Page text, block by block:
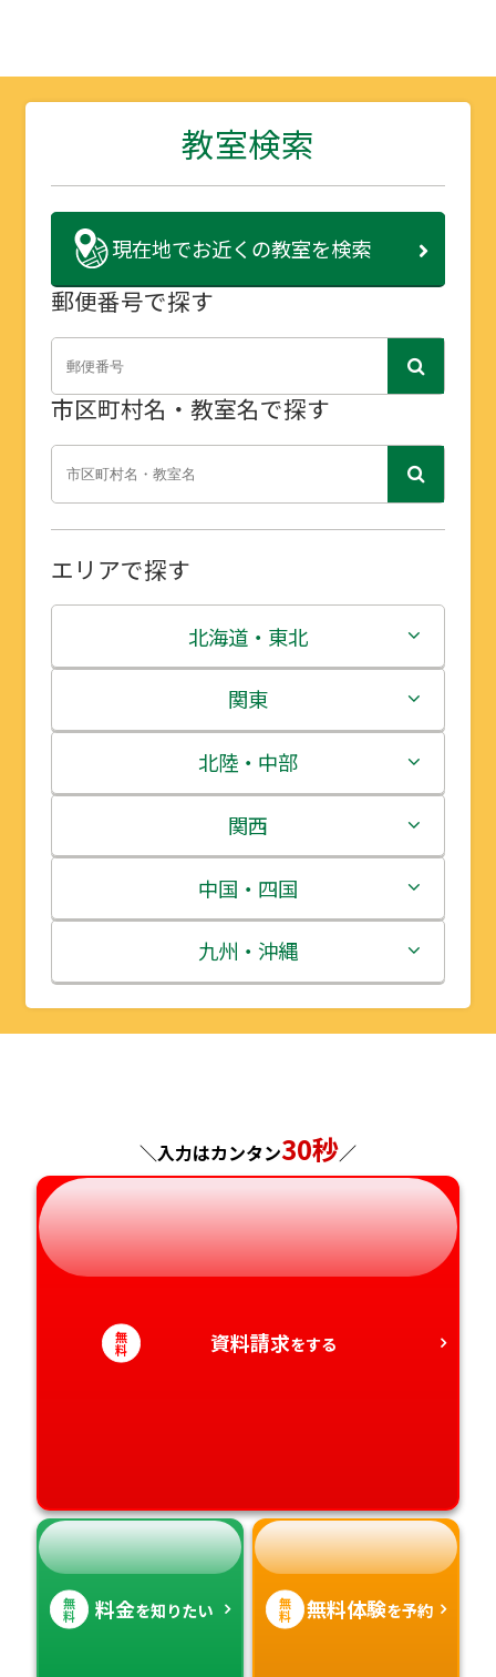
教室検索
現在地でお近くの教室を検索
郵便番号で探す
市区町村名・教室名で探す
エリアで探す
北海道・東北
北海道
青森県
岩手県
宮城県
秋田県
山形県
関東
茨城県
栃木県
群馬県
埼玉県
千葉県
北陸・中部
新潟県
富山県
石川県
福井県
静岡県
関西
三重県
滋賀県
京都府
奈良県
和歌山県
中国・四国
鳥取県
島根県
山口県
徳島県
九州・沖縄
福岡県
熊本県
大分県
＼入力はカンタン30秒／
無
料 資料請求をする
無
料 料金を知りたい 無
料 無料体験を予約